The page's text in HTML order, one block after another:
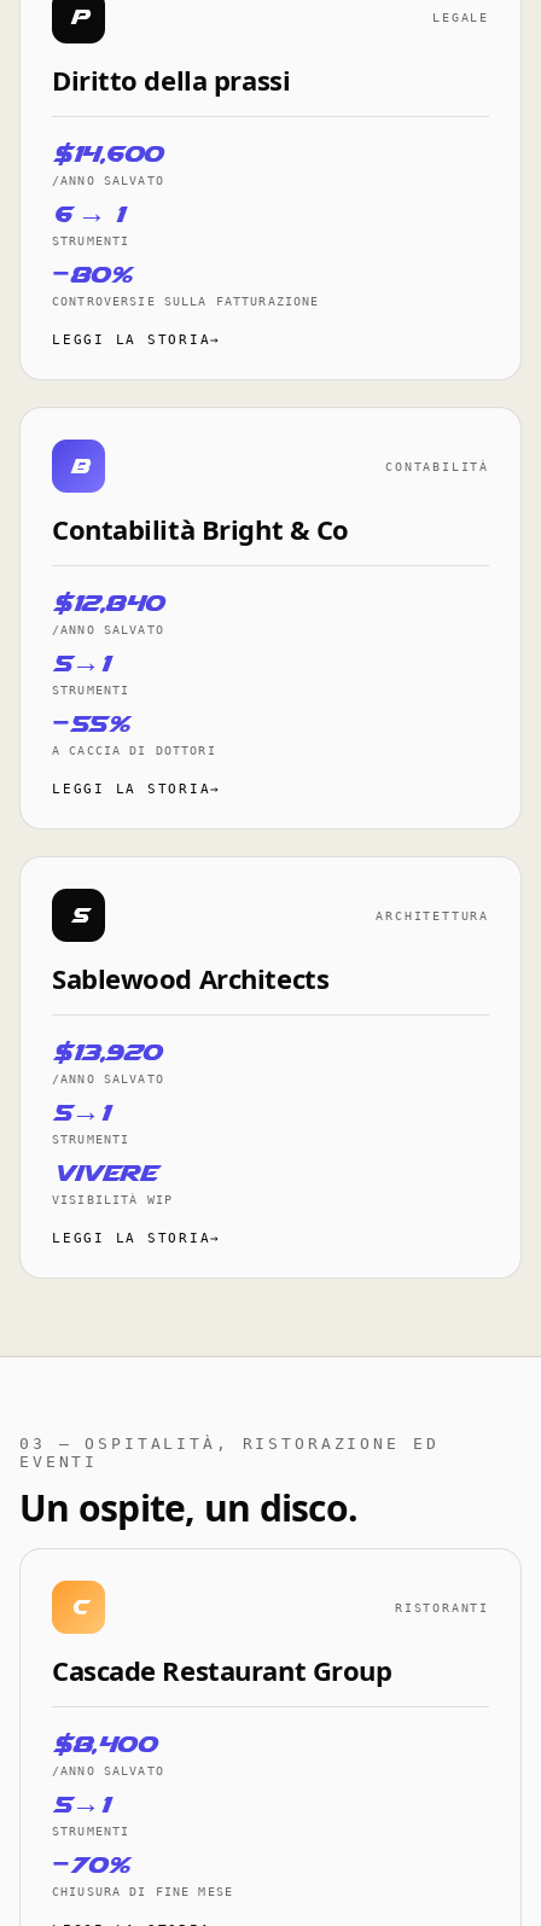
p LEGALE
Diritto della prassi
$14,600
/ANNO SALVATO
6 → 1
STRUMENTI
−80%
CONTROVERSIE SULLA FATTURAZIONE
LEGGI LA STORIA→
B CONTABILITÀ
Contabilità Bright & Co
$12,840
/ANNO SALVATO
5→1
STRUMENTI
−55%
A CACCIA DI DOTTORI
LEGGI LA STORIA→
S ARCHITETTURA
Sablewood Architects
$13,920
/ANNO SALVATO
5→1
STRUMENTI
vivere
VISIBILITÀ WIP
LEGGI LA STORIA→
03 — OSPITALITÀ, RISTORAZIONE ED
EVENTI
Un ospite, un disco.
C RISTORANTI
Cascade Restaurant Group
$8,400
/ANNO SALVATO
5→1
STRUMENTI
−70%
CHIUSURA DI FINE MESE